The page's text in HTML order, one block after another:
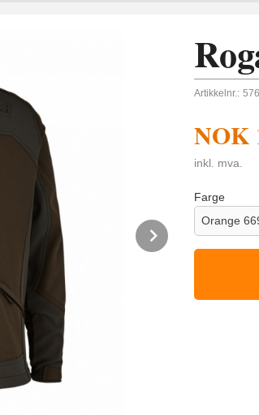
Next
Artikkelnr.:
NOK
inkl. mva.
Farge